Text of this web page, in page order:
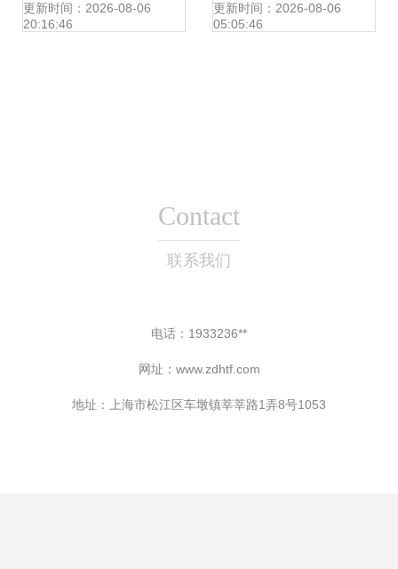
杆工厂深度解析与
更新时间：2026-08-06
20:16:46
食品安全防线，技
更新时间：2026-08-06
05:05:46
Contact
联系我们
电话：1933236**
网址： www.zdhtf.com
地址：上海市松江区车墩镇莘莘路1弄8号1053